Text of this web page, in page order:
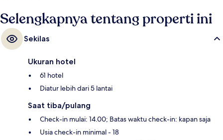
Selengkapnya tentang properti ini
Sekilas
Ukuran hotel
61 hotel
Diatur lebih dari 5 lantai
Saat tiba/pulang
Check-in mulai: 14.00; Batas waktu check-in: kapan saja
Usia check-in minimal - 18